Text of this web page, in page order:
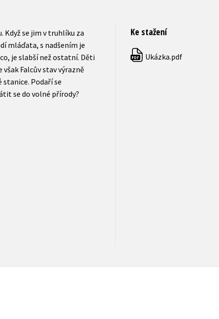
Když se jim v truhlíku za
mláďata, s nadšením je
je slabší než ostatní. Děti
však Falcův stav výrazně
stanice. Podaří se
se do volné přírody?
Ke stažení
PDF Ukázka.pdf